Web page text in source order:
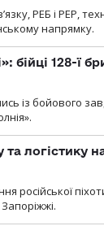
РЕБ і РЕР,
напрямку.
бійці 128-ї
із бойового
та логістику